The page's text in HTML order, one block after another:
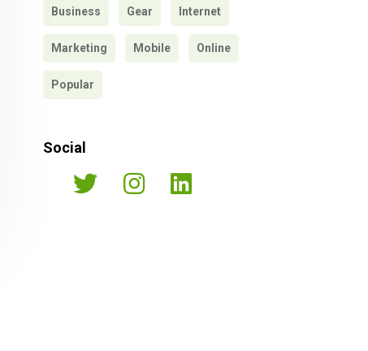
Business Gear Internet
Marketing Mobile Online
Popular
Social